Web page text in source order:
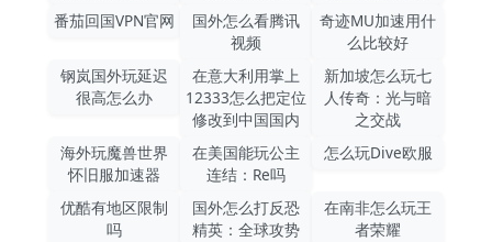
番茄回国VPN官网
国外怎么看腾讯
视频
奇迹MU加速用什
么比较好
钢岚国外玩延迟
很高怎么办
在意大利用掌上
12333怎么把定位
修改到中国国内
新加坡怎么玩七
人传奇：光与暗
之交战
海外玩魔兽世界
怀旧服加速器
在美国能玩公主
连结：Re吗
怎么玩Dive欧服
优酷有地区限制
吗
国外怎么打反恐
精英：全球攻势
在南非怎么玩王
者荣耀